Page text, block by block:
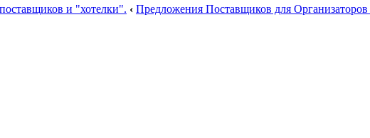
и "хотелки". ‹ Предложения Поставщиков для